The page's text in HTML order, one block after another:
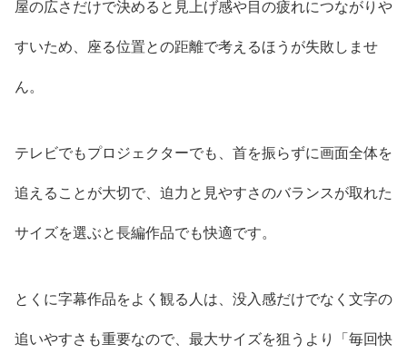
屋の広さだけで決めると見上げ感や目の疲れにつながりや
すいため、座る位置との距離で考えるほうが失敗しませ
ん。
テレビでもプロジェクターでも、首を振らずに画面全体を
追えることが大切で、迫力と見やすさのバランスが取れた
サイズを選ぶと長編作品でも快適です。
とくに字幕作品をよく観る人は、没入感だけでなく文字の
追いやすさも重要なので、最大サイズを狙うより「毎回快